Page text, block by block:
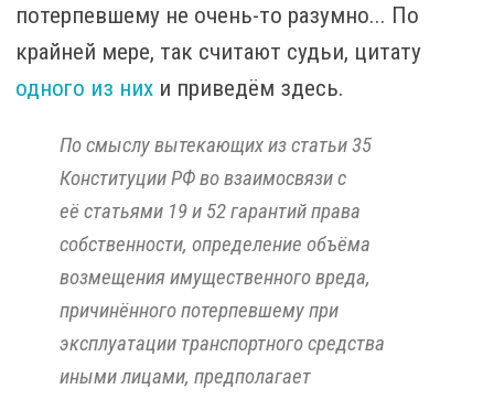
потерпевшему не очень-то разумно... По
крайней мере, так считают судьи, цитату
одного из них и приведём здесь.
По смыслу вытекающих из статьи 35
Конституции РФ во взаимосвязи с
её статьями 19 и 52 гарантий права
собственности, определение объёма
возмещения имущественного вреда,
причинённого потерпевшему при
эксплуатации транспортного средства
иными лицами, предполагает